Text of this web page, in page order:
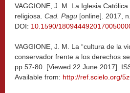
VAGGIONE, J. M.
La Iglesia
religiosa. Cad. Pagu [online]. 2017,
DOI: 10.1590/
VAGGIONE, J. M. La “cultura de la
conservador frente a los derechos
pp.57-80. [Viewed 22 June 2017].
Available from: http://ref.scielo.org/